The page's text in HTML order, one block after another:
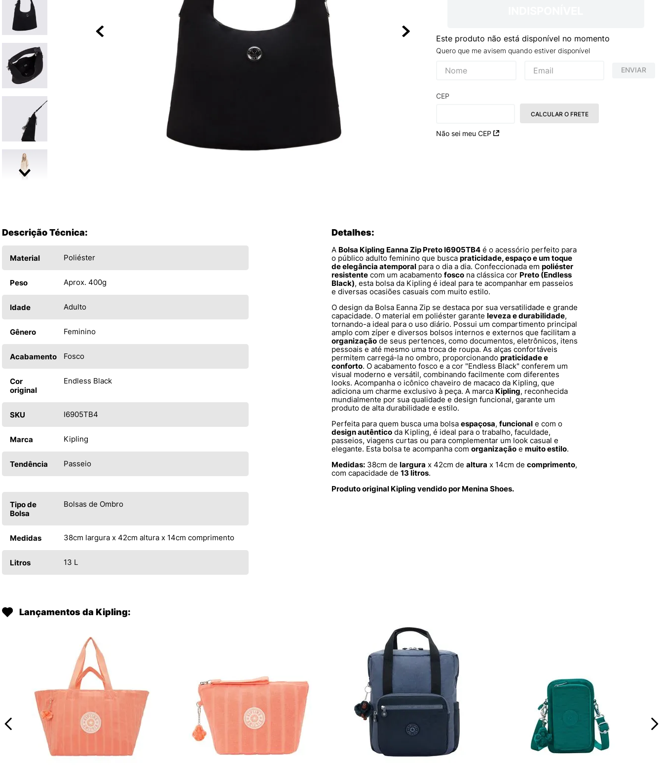
Este produto não está disponível no momento
Quero que me avisem quando estiver disponível
ENVIAR
CEP
Não sei meu CEP
CALCULAR O FRETE
Descrição Técnica:
Material Poliéster
Peso Aprox. 400g
Idade Adulto
Gênero Feminino
Acabamento Fosco
Cor
original
Endless Black
SKU I6905TB4
Marca Kipling
Tendência Passeio
Tipo de
Bolsa
Bolsas de Ombro
Medidas 38cm largura x 42cm altura x 14cm comprimento
Litros 13 L
Detalhes:
A Bolsa Kipling Eanna Zip Preto I6905TB4 é o acessório perfeito para
o público adulto feminino que busca praticidade, espaço e um toque
de elegância atemporal para o dia a dia. Confeccionada em poliéster
resistente com um acabamento fosco na clássica cor Preto (Endless
Black), esta bolsa da Kipling é ideal para te acompanhar em passeios
e diversas ocasiões casuais com muito estilo.
O design da Bolsa Eanna Zip se destaca por sua versatilidade e grande
capacidade. O material em poliéster garante leveza e durabilidade,
tornando-a ideal para o uso diário. Possui um compartimento principal
amplo com zíper e diversos bolsos internos e externos que facilitam a
organização de seus pertences, como documentos, eletrônicos, itens
pessoais e até mesmo uma troca de roupa. As alças confortáveis
permitem carregá-la no ombro, proporcionando praticidade e
conforto. O acabamento fosco e a cor "Endless Black" conferem um
visual moderno e versátil, combinando facilmente com diferentes
looks. Acompanha o icônico chaveiro de macaco da Kipling, que
adiciona um charme exclusivo à peça. A marca Kipling, reconhecida
mundialmente por sua qualidade e design funcional, garante um
produto de alta durabilidade e estilo.
Perfeita para quem busca uma bolsa espaçosa, funcional e com o
design autêntico da Kipling, é ideal para o trabalho, faculdade,
passeios, viagens curtas ou para complementar um look casual e
elegante. Esta bolsa te acompanha com organização e muito estilo.
Medidas: 38cm de largura x 42cm de altura x 14cm de comprimento,
com capacidade de 13 litros.
Produto original Kipling vendido por Menina Shoes.
Lançamentos da Kipling: